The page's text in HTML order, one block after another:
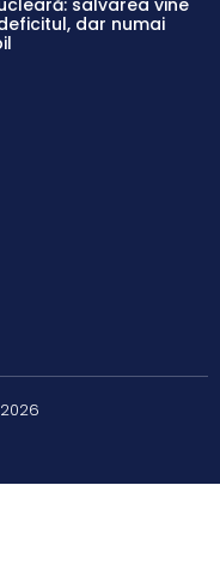
salvarea vine
dar numai